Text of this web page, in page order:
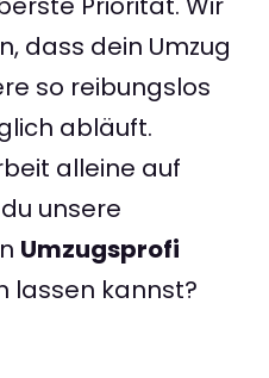
dass dein Umzug
so reibungslos
abläuft.
alleine auf
unsere
Umzugsprofi
lassen kannst?